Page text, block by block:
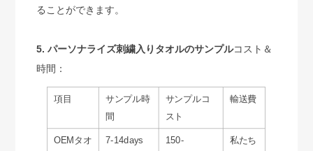
ることができます。
5.パーソナライズ刺繍入りタオルのサンプルコスト＆
時間：
項目
サンプル時
間
サンプルコ
スト
輸送費
OEMタオ
7-14days
150-
私たち